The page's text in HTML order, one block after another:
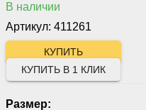
В наличии
Артикул: 411261
Размер:
КУПИТЬ В 1 КЛИК